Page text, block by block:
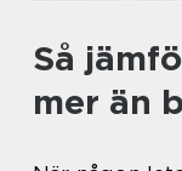
Så
mer än